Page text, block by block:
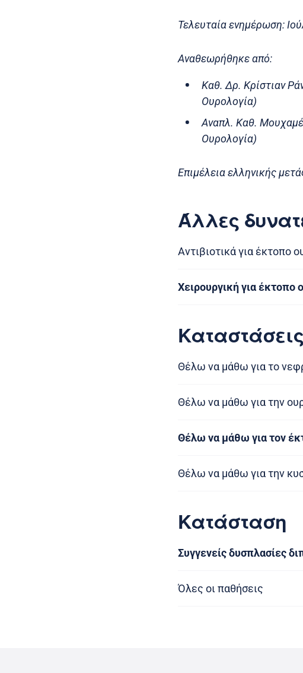
Τελευταία ενημέρωση:
Αναθεωρήθηκε από:
Καθ. Δρ. Κρίστιαν
Ουρολογία)
Αναπλ. Καθ.
Ουρολογία)
Επιμέλεια ελληνικής
Άλλες
Αντιβιοτικά για έκτοπο
Χειρουργική για έκτοπο
Καταστάσεις
Θέλω να μάθω για το
Θέλω να μάθω για την
Θέλω να μάθω για τον
Θέλω να μάθω για την
Κατάσταση
Συγγενείς δυσπλασίες
Όλες οι παθήσεις